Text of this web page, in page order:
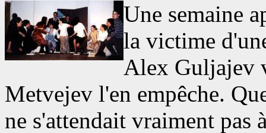
Une semaine
la victime
Alex Guljajev
Metvejev l'en empêche.
ne s'attendait vraiment pas